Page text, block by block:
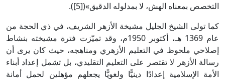
التخصص بمعناه الهش، لا بمدلوله الدقيق»([5]).
كما تولى الشيخ الجليل مشيخة الأزهر الشريف، في ذي الحجة من
عام 1369 هـ، أكتوبر 1950م، وقد تميّزت فترة مشيخته بنشاط
إصلاحي ملحوظ في التعليم الأزهري ومناهجه، حيث كان يرى أن
رسالة الأزهر لا تقتصر على التعليم التقليدي، بل تشمل إعداد أبناء
الأمة الإسلامية إعدادًا دينيًّا ولغويًّا يجعلهم مؤهلين لحمل أمانة